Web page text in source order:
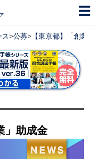
>公募> 【東京都】「創業
」助成金